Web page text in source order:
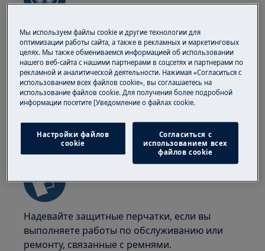
При выполнении работ по обслуживанию или
ремонту, связанных с пружинами,
используйте защитные очки.
ВНИМАНИЕ!ОПАСНОСТЬ ЗАЩЕМЛЕНИЯ
Надевайте защитные перчатки, если вы
выполняете работы по обслуживанию или
ремонту, связанные с ремнями.
Мы используем файлы cookie и другие технологии для
оптимизации работы сайта, а также в рекламных и маркетинговых
целях. Мы также обмениваемся информацией об использовании
нашего веб-сайта с нашими партнерами в соцсетях и партнерами по
рекламной и аналитической деятельности. Нажимая «Согласиться с
использованием всех файлов cookie», вы соглашаетесь на
использование файлов cookie. Для получения более подробной
информации посетите [Уведомление о файлах cookie.
Настройки файлов
cookie
Согласиться с
использованием всех
файлов cookie